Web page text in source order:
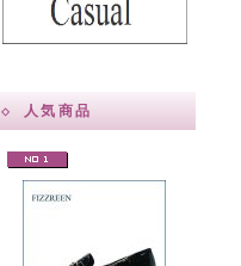
◇ 人気商品